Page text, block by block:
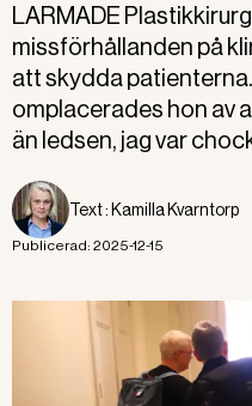
LARMADE
missförhållanden på
att skydda
omplacerades hon av
än ledsen, jag var
Text : Kamilla Kvarntorp
Publicerad: 2025-12-15